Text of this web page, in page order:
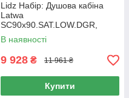
Lidz Набір: Душова кабіна
Latwa
SC90x90.SAT.LOW.DGR,
напівкругла, скло тоноване
4 мм + Душовий піддон
Kapielka ST90x90x14
В наявності
9 928 ₴ 11 961 ₴
Купити